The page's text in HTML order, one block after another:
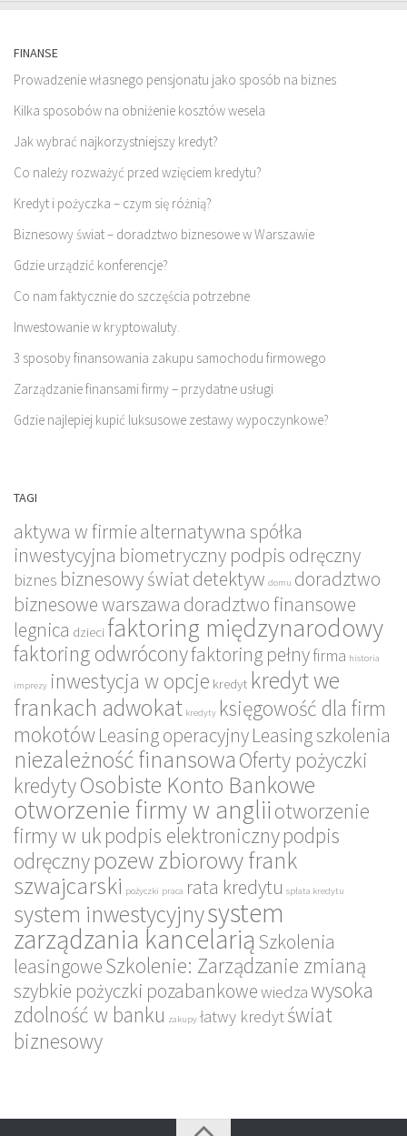
FINANSE
Prowadzenie własnego pensjonatu jako sposób na biznes
Kilka sposobów na obniżenie kosztów wesela
Jak wybrać najkorzystniejszy kredyt?
Co należy rozważyć przed wzięciem kredytu?
Kredyt i pożyczka – czym się różnią?
Biznesowy świat – doradztwo biznesowe w Warszawie
Gdzie urządzić konferencje?
Co nam faktycznie do szczęścia potrzebne
Inwestowanie w kryptowaluty.
3 sposoby finansowania zakupu samochodu firmowego
Zarządzanie finansami firmy – przydatne usługi
Gdzie najlepiej kupić luksusowe zestawy wypoczynkowe?
TAGI
aktywa w firmiealternatywna spółka
inwestycyjna biometryczny podpis odręczny
biznes biznesowy światdetektyw domu doradztwo
biznesowe warszawa doradztwo finansowe
legnica dzieci faktoring międzynarodowy
faktoring odwróconyfaktoring pełnyfirma historia
imprezy inwestycja w opcje kredyt kredyt we
frankach adwokat kredyty księgowość dla firm
mokotówLeasing operacyjnyLeasing szkolenia
niezależność finansowa Oferty pożyczki
kredytyOsobiste Konto Bankowe
otworzenie firmy w anglii otworzenie
firmy w uk podpis elektronicznypodpis
odręcznypozew zbiorowy frank
szwajcarski pożyczki praca rata kredytu spłata kredytu
system inwestycyjnysystem
zarządzania kancelarią Szkolenia
leasingoweSzkolenie: Zarządzanie zmianą
szybkie pożyczki pozabankowewiedzawysoka
zdolność w banku zakupy łatwy kredytświat
biznesowy